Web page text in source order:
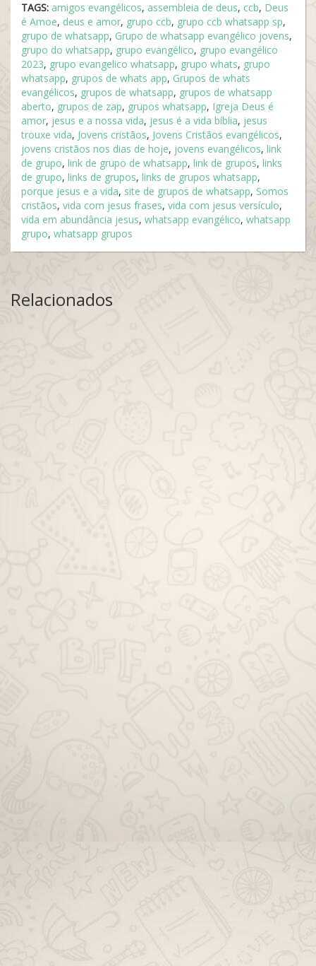
TAGS: amigos evangélicos, assembleia de deus, ccb, Deus
é Amoe, deus e amor, grupo ccb, grupo ccb whatsapp sp,
grupo de whatsapp, Grupo de whatsapp evangélico jovens,
grupo do whatsapp, grupo evangélico, grupo evangélico
2023, grupo evangelico whatsapp, grupo whats, grupo
whatsapp, grupos de whats app, Grupos de whats
evangélicos, grupos de whatsapp, grupos de whatsapp
aberto, grupos de zap, grupos whatsapp, Igreja Deus é
amor, jesus e a nossa vida, jesus é a vida bíblia, jesus
trouxe vida, Jovens cristãos, Jovens Cristãos evangélicos,
jovens cristãos nos dias de hoje, jovens evangélicos, link
de grupo, link de grupo de whatsapp, link de grupos, links
de grupo, links de grupos, links de grupos whatsapp,
porque jesus e a vida, site de grupos de whatsapp, Somos
cristãos, vida com jesus frases, vida com jesus versículo,
vida em abundância jesus, whatsapp evangélico, whatsapp
grupo, whatsapp grupos
Relacionados